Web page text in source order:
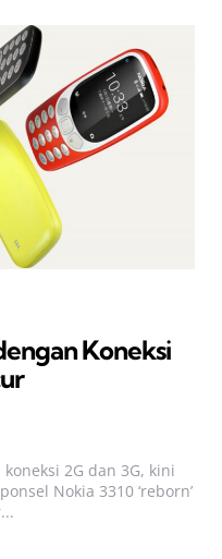
Koneksi
2G dan 3G, kini
Nokia 3310 ‘reborn’